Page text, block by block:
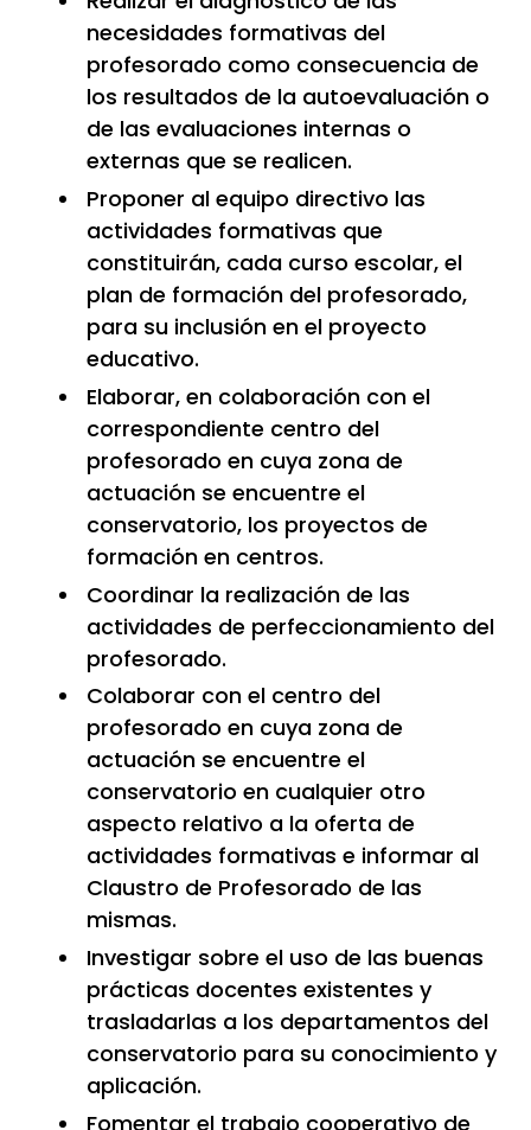
necesidades formativas del
profesorado como consecuencia de
los resultados de la autoevaluación o
de las evaluaciones internas o
externas que se realicen.
Proponer al equipo directivo las
actividades formativas que
constituirán, cada curso escolar, el
plan de formación del profesorado,
para su inclusión en el proyecto
educativo.
Elaborar, en colaboración con el
correspondiente centro del
profesorado en cuya zona de
actuación se encuentre el
conservatorio, los proyectos de
formación en centros.
Coordinar la realización de las
actividades de perfeccionamiento del
profesorado.
Colaborar con el centro del
profesorado en cuya zona de
actuación se encuentre el
conservatorio en cualquier otro
aspecto relativo a la oferta de
actividades formativas e informar al
Claustro de Profesorado de las
mismas.
Investigar sobre el uso de las buenas
prácticas docentes existentes y
trasladarlas a los departamentos del
conservatorio para su conocimiento y
aplicación.
Fomentar el trabajo cooperativo de